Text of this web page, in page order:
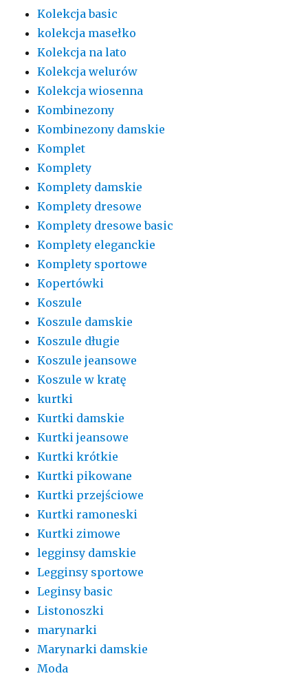
Kolekcja basic
kolekcja masełko
Kolekcja na lato
Kolekcja welurów
Kolekcja wiosenna
Kombinezony
Kombinezony damskie
Komplet
Komplety
Komplety damskie
Komplety dresowe
Komplety dresowe basic
Komplety eleganckie
Komplety sportowe
Kopertówki
Koszule
Koszule damskie
Koszule długie
Koszule jeansowe
Koszule w kratę
kurtki
Kurtki damskie
Kurtki jeansowe
Kurtki krótkie
Kurtki pikowane
Kurtki przejściowe
Kurtki ramoneski
Kurtki zimowe
legginsy damskie
Legginsy sportowe
Leginsy basic
Listonoszki
marynarki
Marynarki damskie
Moda